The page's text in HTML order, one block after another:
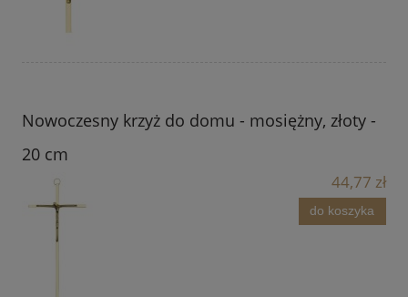
Nowoczesny krzyż do domu - mosiężny, złoty -
20 cm
44,77 zł
do koszyka